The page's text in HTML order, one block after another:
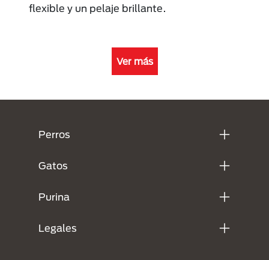
flexible y un pelaje brillante.
Ver más
Perros
Gatos
Purina
Legales